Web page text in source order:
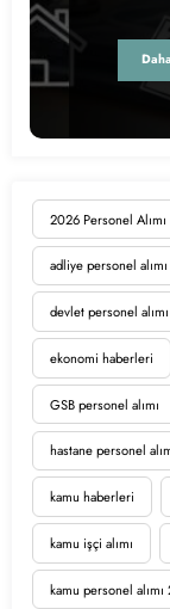
2026 Personel Alımı
adliye personel alımı
devlet personel alımı
ekonomi haberleri
GSB personel alımı
hastane personel
kamu haberleri
kamu işçi alımı
kamu personel alımı